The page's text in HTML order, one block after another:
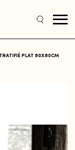
PLAT 80X80CM